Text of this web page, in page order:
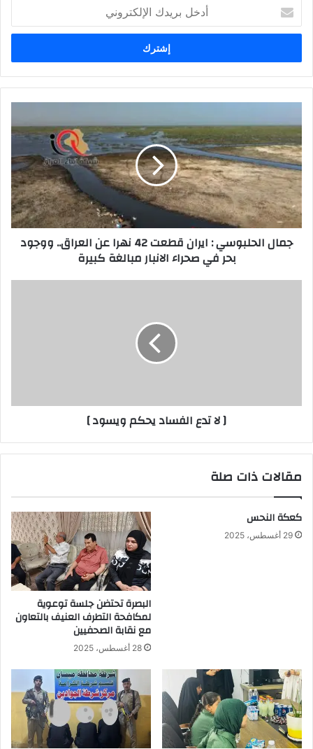
بريدك
الإلكتروني
الحلبوسي
:
ايران
قطعت
42
نهرا
عن
العراق..
ووجود
جمال الحلبوسي : ايران قطعت 42 نهرا عن العراق.. ووجود
بحر في صحراء الانبار مبالغة كبيرة
[ لا تدع الفساد يحكم ويسود ]
مقالات ذات صلة
كعكة النحس
29 أغسطس، 2025
البصرة تحتضن جلسة توعوية
لمكافحة التطرف العنيف بالتعاون
مع نقابة الصحفيين
28 أغسطس، 2025